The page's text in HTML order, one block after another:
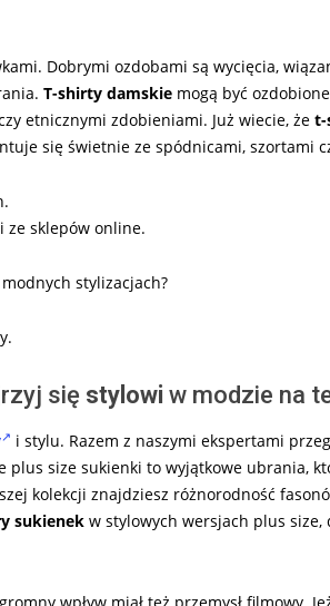
Dobrymi ozdobami są wycięcia,
T-shirty damskie mogą być
etnicznymi zdobieniami. Już wiecie, że t-
się świetnie ze spódnicami, szortami
ze sklepów online.
stylizacjach?
się stylowi w modzie na
i stylu. Razem z naszymi ekspertami
plus size sukienki to wyjątkowe ubrania,
kolekcji znajdziesz różnorodność
sukienek w stylowych wersjach plus size,